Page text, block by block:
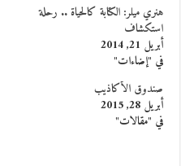
هنري ميلر: الكتابة كالحياة .. رحلة
استكشاف
أبريل 21, 2014
في "إضاءات"
صندوق الأكاذيب
أبريل 28, 2015
في "مقالات"